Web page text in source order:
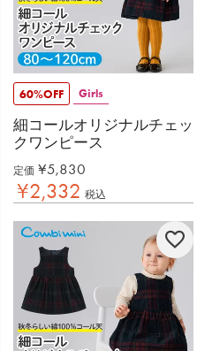
60%OFF Girls
細コールオリジナルチェッ
クワンピース
定価 ¥5,830
¥2,332 税込